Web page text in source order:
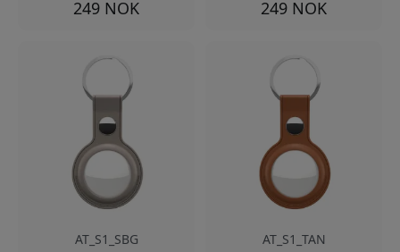
249 NOK 249 NOK
AT_S1_SBG
AT_S1_TAN